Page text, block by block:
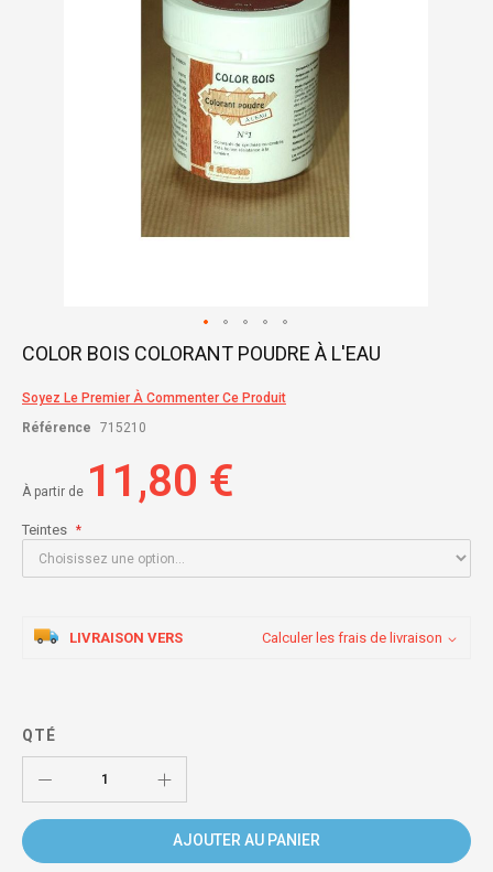
Skip
beginning
of
COLOR BOIS COLORANT POUDRE À L'EAU
Soyez Le Premier À Commenter Ce Produit
Référence
715210
À partir de 11,80 €
Teintes
LIVRAISON VERS Calculer les frais de livraison
QTÉ
AJOUTER AU PANIER